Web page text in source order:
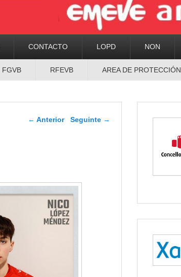
CONTACTO LOPD NON
FGVB RFEVB AREA DE PROTECCIÓN
Navegador de artigos
← Anterior Seguinte →